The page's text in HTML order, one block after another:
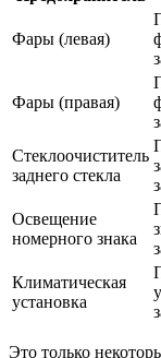
Фары (левая)
Фары (правая)
Стеклоочиститель
заднего стекла
Освещение
номерного знака
Климатическая
установка
Это только